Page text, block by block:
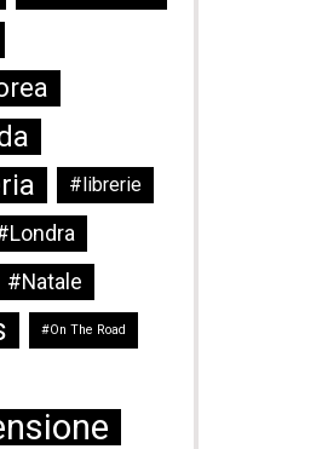
#librerie
#Natale
#On The Road